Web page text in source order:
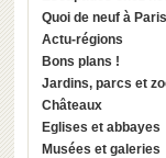
Quoi de neuf à
Actu-régions
Bons plans !
Jardins, parcs et
Châteaux
Eglises et abbayes
Musées et galeries